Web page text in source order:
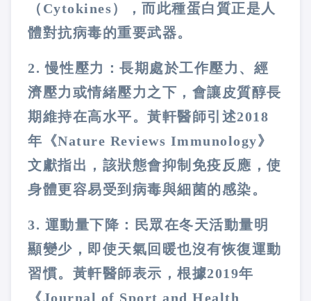
（Cytokines）
，而此種蛋白質正是 人
體對抗病毒的重要武器。
2. 慢性壓力： 長期處於工作壓力、經
濟壓力或情緒壓力之下，會讓皮質醇長
期維持在高水平。黃軒醫師引述2018
年《Nature Reviews Immunology》
文獻指出， 該狀態會抑制免疫反應，使
身體更容易受到病毒與細菌的感染。
3. 運動量下降： 民眾在冬天活動量明
顯變少 ，即使天氣回暖也沒有恢復運動
習慣。黃軒醫師表示，根據2019年
《Journal of Sport and Health